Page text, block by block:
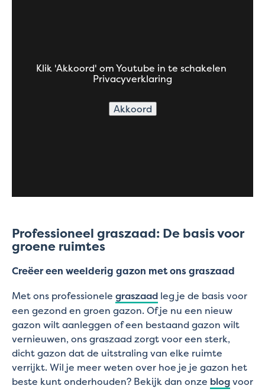
Klik 'Akkoord' om Youtube in te schakelen
Privacyverklaring
Akkoord
Professioneel graszaad: De basis voor
groene ruimtes
Creëer een weelderig gazon met ons graszaad
Met ons professionele graszaad leg je de basis voor
een gezond en groen gazon. Of je nu een nieuw
gazon wilt aanleggen of een bestaand gazon wilt
vernieuwen, ons graszaad zorgt voor een sterk,
dicht gazon dat de uitstraling van elke ruimte
verrijkt. Wil je meer weten over hoe je je gazon het
beste kunt onderhouden? Bekijk dan onze blogvoor